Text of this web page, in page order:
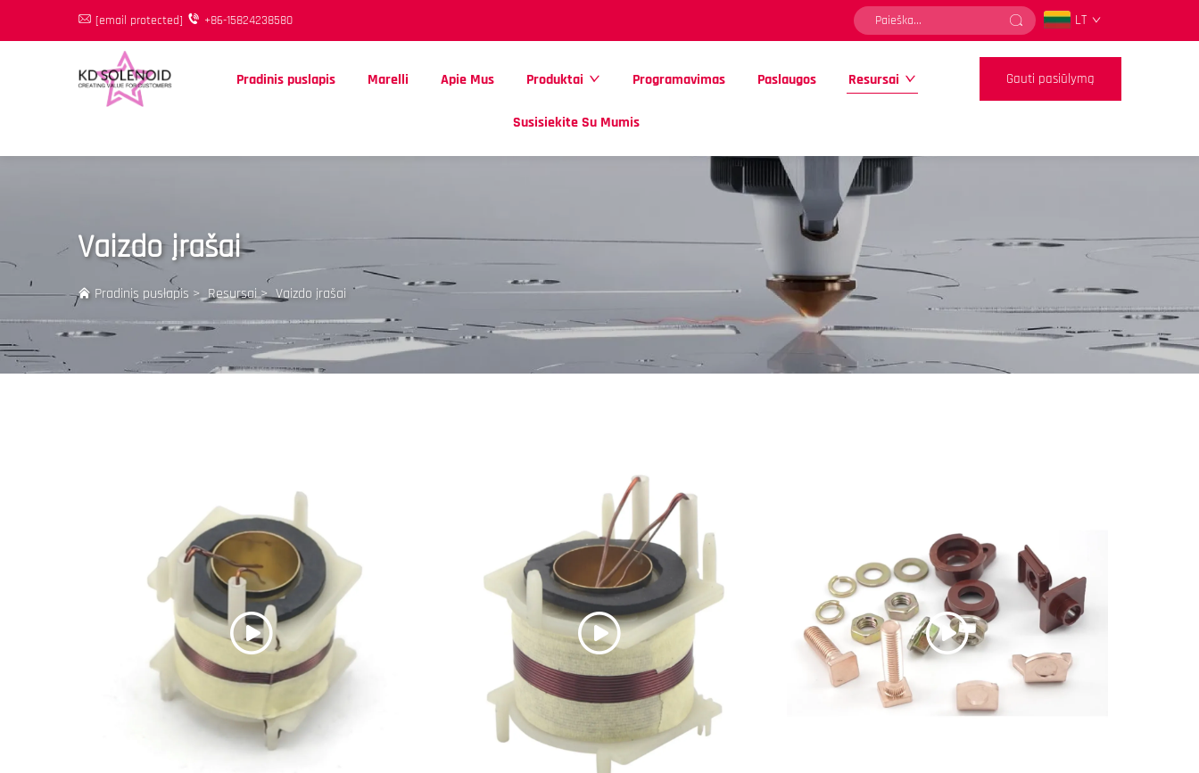
[email protected] +86-15824238580 LT
Pradinis puslapis Marelli Apie Mus Produktai Programavimas Paslaugos Resursai
Susisiekite Su Mumis
Gauti pasiūlymą
Vaizdo įrašai
Pradinis puslapis >Resursai>Vaizdo įrašai